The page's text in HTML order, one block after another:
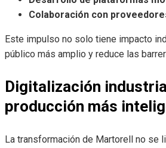
Colaboración con
Este impulso no solo tiene impacto
público más amplio y reduce las
Digitalización
producción más
La transformación de Martorell no se